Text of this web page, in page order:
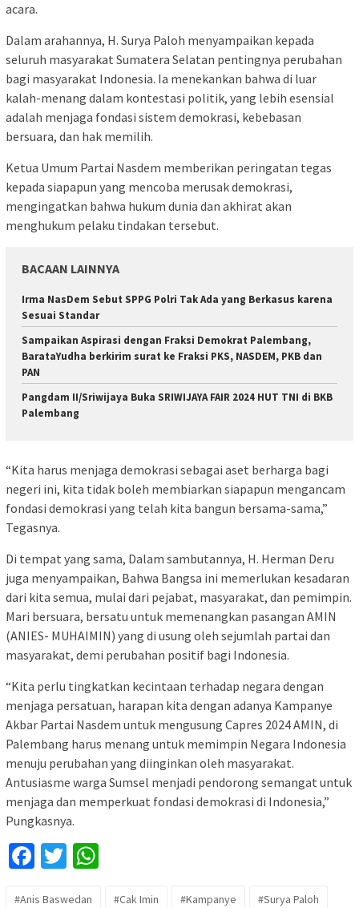
acara.
Dalam arahannya, H. Surya Paloh menyampaikan kepada
seluruh masyarakat Sumatera Selatan pentingnya perubahan
bagi masyarakat Indonesia. Ia menekankan bahwa di luar
kalah-menang dalam kontestasi politik, yang lebih esensial
adalah menjaga fondasi sistem demokrasi, kebebasan
bersuara, dan hak memilih.
Ketua Umum Partai Nasdem memberikan peringatan tegas
kepada siapapun yang mencoba merusak demokrasi,
mengingatkan bahwa hukum dunia dan akhirat akan
menghukum pelaku tindakan tersebut.
BACAAN LAINNYA
Irma NasDem Sebut SPPG Polri Tak Ada yang Berkasus karena
Sesuai Standar
Sampaikan Aspirasi dengan Fraksi Demokrat Palembang,
BarataYudha berkirim surat ke Fraksi PKS, NASDEM, PKB dan
PAN
Pangdam II/Sriwijaya Buka SRIWIJAYA FAIR 2024 HUT TNI di BKB
Palembang
“Kita harus menjaga demokrasi sebagai aset berharga bagi
negeri ini, kita tidak boleh membiarkan siapapun mengancam
fondasi demokrasi yang telah kita bangun bersama-sama,”
Tegasnya.
Di tempat yang sama, Dalam sambutannya, H. Herman Deru
juga menyampaikan, Bahwa Bangsa ini memerlukan kesadaran
dari kita semua, mulai dari pejabat, masyarakat, dan pemimpin.
Mari bersuara, bersatu untuk memenangkan pasangan AMIN
(ANIES- MUHAIMIN) yang di usung oleh sejumlah partai dan
masyarakat, demi perubahan positif bagi Indonesia.
“Kita perlu tingkatkan kecintaan terhadap negara dengan
menjaga persatuan, harapan kita dengan adanya Kampanye
Akbar Partai Nasdem untuk mengusung Capres 2024 AMIN, di
Palembang harus menang untuk memimpin Negara Indonesia
menuju perubahan yang diinginkan oleh masyarakat.
Antusiasme warga Sumsel menjadi pendorong semangat untuk
menjaga dan memperkuat fondasi demokrasi di Indonesia,”
Pungkasnya.
Facebook
Twitter
#Anis Baswedan #Cak Imin #Kampanye
#Surya Paloh